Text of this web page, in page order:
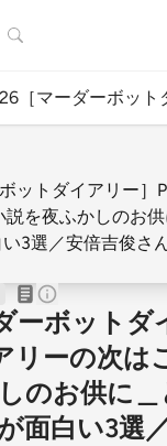
検索
［マーダーボット
ーボットダ
リーの次は
のお供に
面白い3選